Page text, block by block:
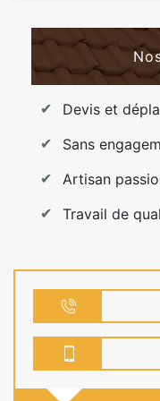
Devis et
Sans
Artisan
Travail de